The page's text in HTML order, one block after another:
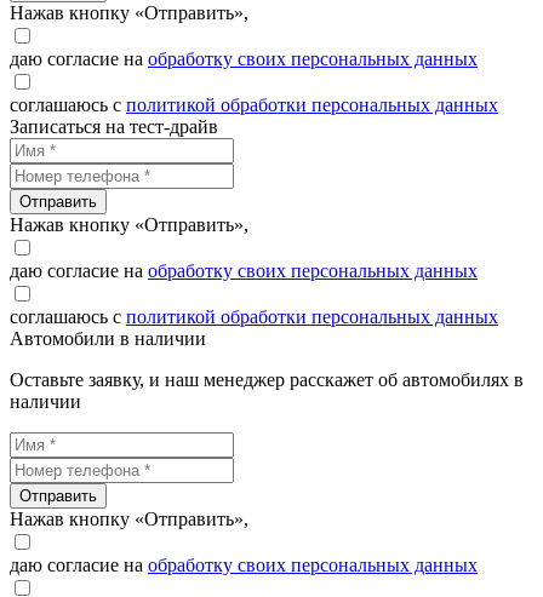
Нажав кнопку «Отправить»,
даю согласие на обработку своих персональных данных
соглашаюсь с политикой обработки персональных данных
Записаться на тест-драйв
Отправить
Нажав кнопку «Отправить»,
даю согласие на обработку своих персональных данных
соглашаюсь с политикой обработки персональных данных
Автомобили в наличии
Оставьте заявку, и наш менеджер расскажет об автомобилях в
наличии
Отправить
Нажав кнопку «Отправить»,
даю согласие на обработку своих персональных данных